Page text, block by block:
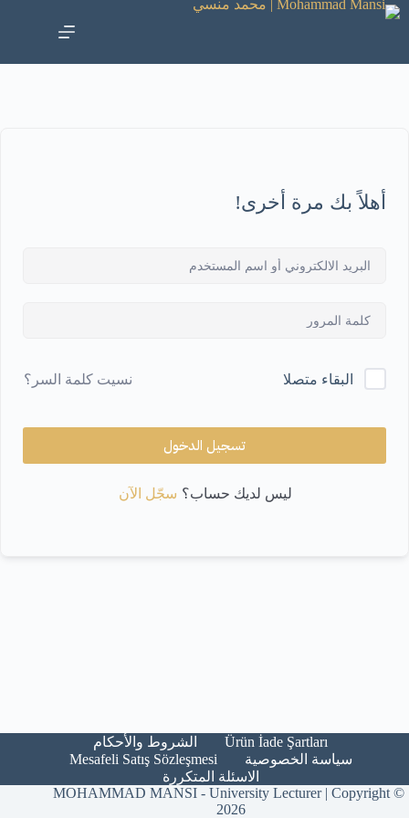
أهلاً بك مرة أخرى!
البقاء متصلا نسيت كلمة السر؟
تسجيل الدخول
ليس لديك حساب؟ سجّل الآن
Ürün İade Şartları​
الشروط والأحكام​
سياسة الخصوصية
Mesafeli Satış Sözleşmesi
الاسئلة المتكررة
MOHAMMAD MANSI - University Lecturer | Copyright ©
2026